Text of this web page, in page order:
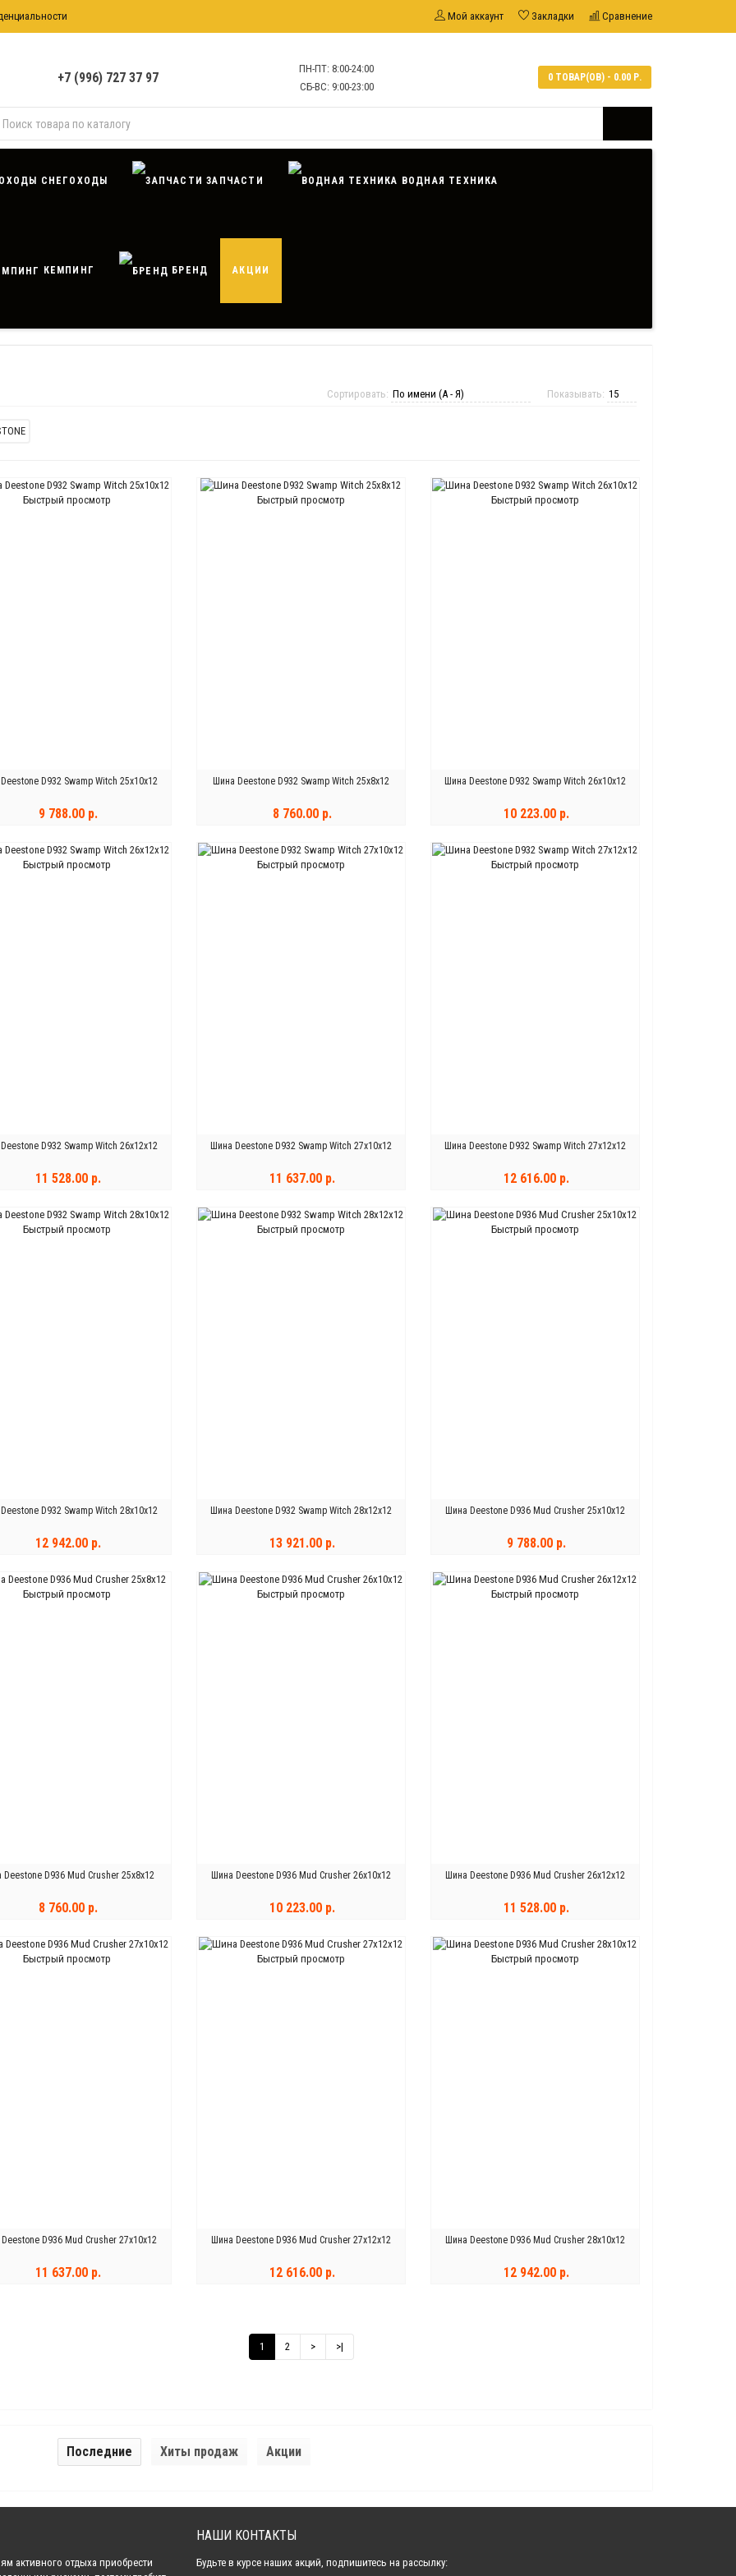
Мой аккаунт Закладки Сравнение
+7 (996) 727 37 97
ПН-ПТ: 8:00-24:00
СБ-ВС: 9:00-23:00
0 ТОВАР(ОВ) - 0.00 Р.
СНЕГОХОДЫ ЗАПЧАСТИ ВОДНАЯ ТЕХНИКА
КЕМПИНГ БРЕНД АКЦИИ
Показывать:
Сортировать:
Быстрый просмотр
D932 Swamp Witch 25x10x12
9 788.00 р.
Быстрый просмотр
Шина Deestone D932 Swamp Witch 25x8x12
8 760.00 р.
КУПИТЬ
Быстрый просмотр
Шина Deestone D932 Swamp Witch 26x10x12
10 223.00 р.
КУПИТЬ
Быстрый просмотр
D932 Swamp Witch 26x12x12
11 528.00 р.
Быстрый просмотр
Шина Deestone D932 Swamp Witch 27x10x12
11 637.00 р.
КУПИТЬ
Быстрый просмотр
Шина Deestone D932 Swamp Witch 27x12x12
12 616.00 р.
КУПИТЬ
Быстрый просмотр
D932 Swamp Witch 28x10x12
12 942.00 р.
Быстрый просмотр
Шина Deestone D932 Swamp Witch 28x12x12
13 921.00 р.
КУПИТЬ
Быстрый просмотр
Шина Deestone D936 Mud Crusher 25x10x12
9 788.00 р.
КУПИТЬ
Быстрый просмотр
D936 Mud Crusher 25x8x12
8 760.00 р.
Быстрый просмотр
Шина Deestone D936 Mud Crusher 26x10x12
10 223.00 р.
КУПИТЬ
Быстрый просмотр
Шина Deestone D936 Mud Crusher 26x12x12
11 528.00 р.
КУПИТЬ
Быстрый просмотр
D936 Mud Crusher 27x10x12
11 637.00 р.
Быстрый просмотр
Шина Deestone D936 Mud Crusher 27x12x12
12 616.00 р.
Быстрый просмотр
Шина Deestone D936 Mud Crusher 28x10x12
12 942.00 р.
1 2 > >|
Последние Хиты продаж Акции
активного отдыха приобрести
НАШИ КОНТАКТЫ
Будьте в курсе наших акций, подпишитесь на рассылку: